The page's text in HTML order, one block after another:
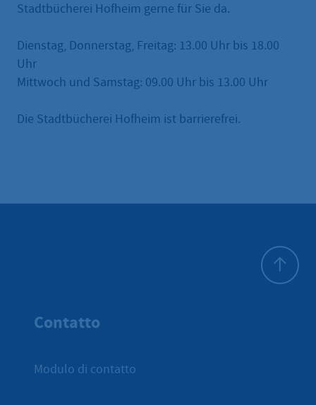
Stadtbücherei Hofheim gerne für Sie da.
Dienstag, Donnerstag, Freitag: 13.00 Uhr bis 18.00
Uhr
Mittwoch und Samstag: 09.00 Uhr bis 13.00 Uhr
Die Stadtbücherei Hofheim ist barrierefrei.
Contatto
Modulo di contatto